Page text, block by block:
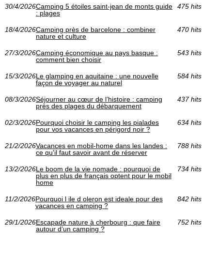
30/4/2026Camping 5 étoiles saint-jean de monts guide
: plages
475 hits
18/4/2026Camping près de barcelone : combiner
nature et culture
470 hits
27/3/2026Camping économique au pays basque :
comment bien choisir
543 hits
15/3/2026Le glamping en aquitaine : une nouvelle
façon de voyager au naturel
584 hits
08/3/2026Séjourner au cœur de l’histoire : camping
près des plages du débarquement
437 hits
02/3/2026Pourquoi choisir le camping les pialades
pour vos vacances en périgord noir ?
634 hits
21/2/2026Vacances en mobil-home dans les landes :
ce qu'il faut savoir avant de réserver
788 hits
13/2/2026Le boom de la vie nomade : pourquoi de
plus en plus de français optent pour le mobil
home
734 hits
11/2/2026Pourquoi l ile d oleron est ideale pour des
vacances en camping ?
842 hits
29/1/2026Escapade nature à cherbourg : que faire
autour d’un camping ?
752 hits